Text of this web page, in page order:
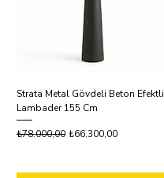
Strata Metal Gövdeli Beton Efektli
Lambader 155 Cm
Normal Fiyat
₺78.000,00 İndirimli Fiyat
₺66.300,00